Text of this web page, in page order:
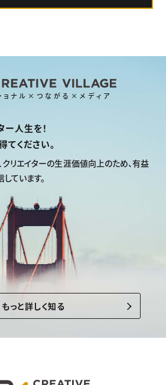
ョナル×つながる×メディア
ー人生を！
ください。
クリエイターの生涯価値向上のため、有益
ています。
もっと詳しく知る